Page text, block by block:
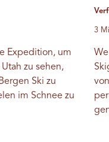
Expedition, um
zu sehen,
Ski zu
im Schnee zu
3